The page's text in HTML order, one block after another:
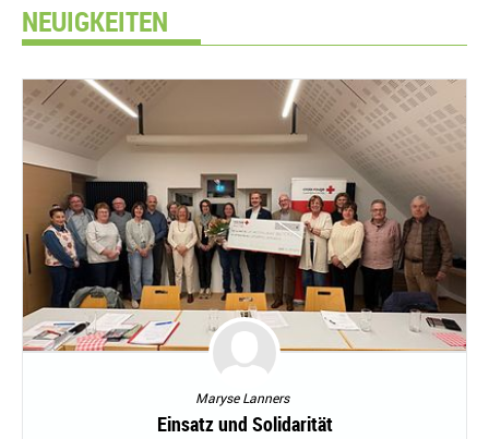
NEUIGKEITEN
Maryse Lanners
Einsatz und Solidarität